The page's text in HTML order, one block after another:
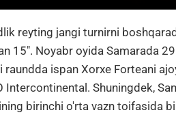
reyting jangi turnirni
15". Noyabr oyida Samarada
ispan Xorxe Forteani
Shuningdek,
birinchi o'rta vazn toifasida